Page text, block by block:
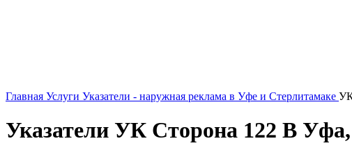
Главная Услуги Указатели - наружная реклама в Уфе и Стерлитамаке
Указатели УК Сторона 122 В Уфа,